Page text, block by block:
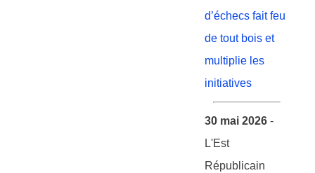
d’échecs fait feu
de tout bois et
multiplie les
initiatives
30 mai 2026-
L'Est
Républicain